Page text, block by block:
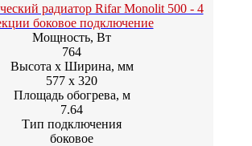
радиатор Rifar Monolit 500 - 4
боковое подключение
Мощность, Вт
764
Высота x Ширина, мм
577 x 320
Площадь обогрева, м
7.64
Тип подключения
боковое